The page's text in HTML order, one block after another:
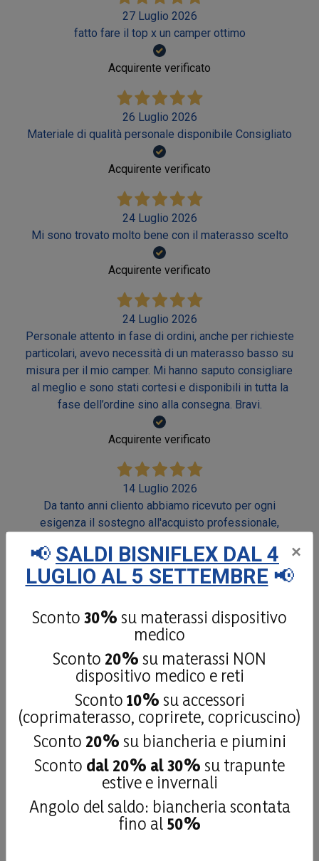
27 Luglio 2026
fatto fare il top x un camper ottimo
Acquirente verificato
26 Luglio 2026
Materiale di qualità personale disponibile Consigliato
Acquirente verificato
24 Luglio 2026
Mi sono trovato molto bene con il materasso scelto
Acquirente verificato
24 Luglio 2026
Personale attento in fase di ordini, anche per richieste
particolari, avevo necessità di un materasso basso su
misura per il mio camper. Mi hanno saputo consigliare
al meglio e sono stati cortesi e disponibili in tutta la
fase dell’ordine sino alla consegna. Bravi.
Acquirente verificato
14 Luglio 2026
Da tanto anni cliento abbiamo ricevuto per ogni
esigenza il sostegno all'acquisto professionale,
Acquirente verificato
10 Luglio 2026
I prodotti sono ottimi e l'amministrazione
professionale e gentile
Acquirente verificato
10 Luglio 2026
Preciso nelle spiegazioni, rispettata la data di
consegna, materasso di ottima qualità!
Acquirente verificato
×
📢 SALDI BISNIFLEX DAL 4
LUGLIO AL 5 SETTEMBRE 📢
Sconto 30% su materassi dispositivo
medico
Sconto 20% su materassi NON
dispositivo medico e reti
Sconto 10% su accessori
(coprimaterasso, coprirete, copricuscino)
Sconto 20% su biancheria e piumini
Sconto dal 20% al 30% su trapunte
estive e invernali
Angolo del saldo: biancheria scontata
fino al 50%